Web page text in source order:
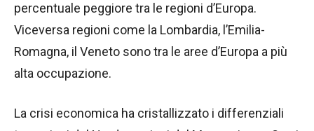
percentuale peggiore tra le regioni d’Europa.
Viceversa regioni come la Lombardia, l’Emilia-
Romagna, il Veneto sono tra le aree d’Europa a più
alta occupazione.
La crisi economica ha cristallizzato i differenziali